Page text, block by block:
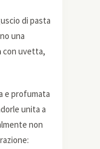
di pasta
una
con uvetta,
e profumata
unita a
non